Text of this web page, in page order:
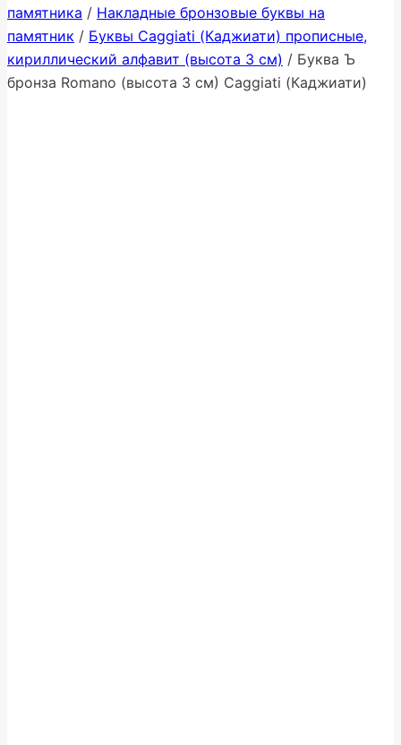
памятника / Накладные бронзовые буквы на
памятник / Буквы Caggiati (Каджиати) прописные,
кириллический алфавит (высота 3 см) / Буква Ъ
бронза Romano (высота 3 см) Caggiati (Каджиати)